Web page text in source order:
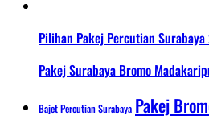
Pilihan Pakej Percutian Surabaya
Pakej Surabaya Bromo
Bajet Percutian Surabaya Pakej